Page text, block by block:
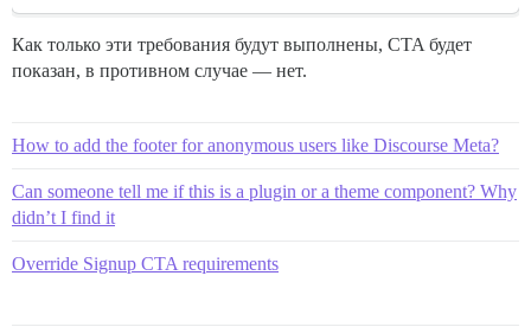
Как только эти требования будут выполнены, CTA будет
показан, в противном случае — нет.
How to add the footer for anonymous users like Discourse Meta?
Can someone tell me if this is a plugin or a theme component? Why
didn’t I find it
Override Signup CTA requirements